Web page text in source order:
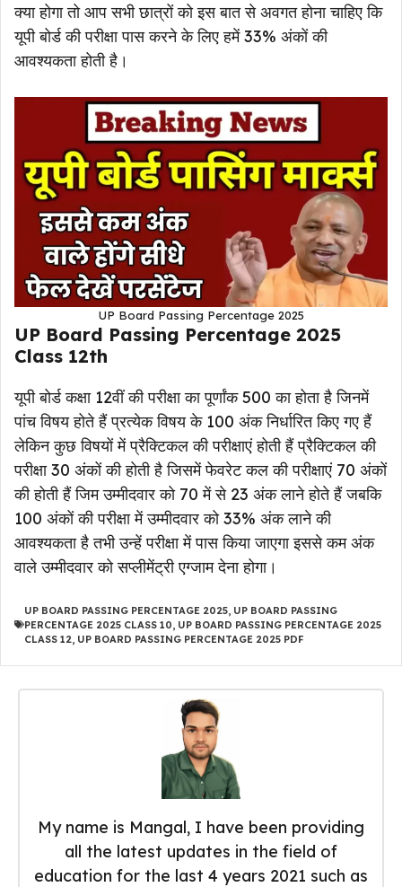
क्या होगा तो आप सभी छात्रों को इस बात से अवगत होना चाहिए कि
यूपी बोर्ड की परीक्षा पास करने के लिए हमें 33% अंकों की
आवश्यकता होती है।
UP Board Passing Percentage 2025
UP Board Passing Percentage 2025
Class 12th
यूपी बोर्ड कक्षा 12वीं की परीक्षा का पूर्णांक 500 का होता है जिनमें
पांच विषय होते हैं प्रत्येक विषय के 100 अंक निर्धारित किए गए हैं
लेकिन कुछ विषयों में प्रैक्टिकल की परीक्षाएं होती हैं प्रैक्टिकल की
परीक्षा 30 अंकों की होती है जिसमें फेवरेट कल की परीक्षाएं 70 अंकों
की होती हैं जिम उम्मीदवार को 70 में से 23 अंक लाने होते हैं जबकि
100 अंकों की परीक्षा में उम्मीदवार को 33% अंक लाने की
आवश्यकता है तभी उन्हें परीक्षा में पास किया जाएगा इससे कम अंक
वाले उम्मीदवार को सप्लीमेंट्री एग्जाम देना होगा।
UP BOARD PASSING PERCENTAGE 2025, UP BOARD PASSING
PERCENTAGE 2025 CLASS 10, UP BOARD PASSING PERCENTAGE 2025
CLASS 12, UP BOARD PASSING PERCENTAGE 2025 PDF
My name is Mangal, I have been providing
all the latest updates in the field of
education for the last 4 years 2021 such as